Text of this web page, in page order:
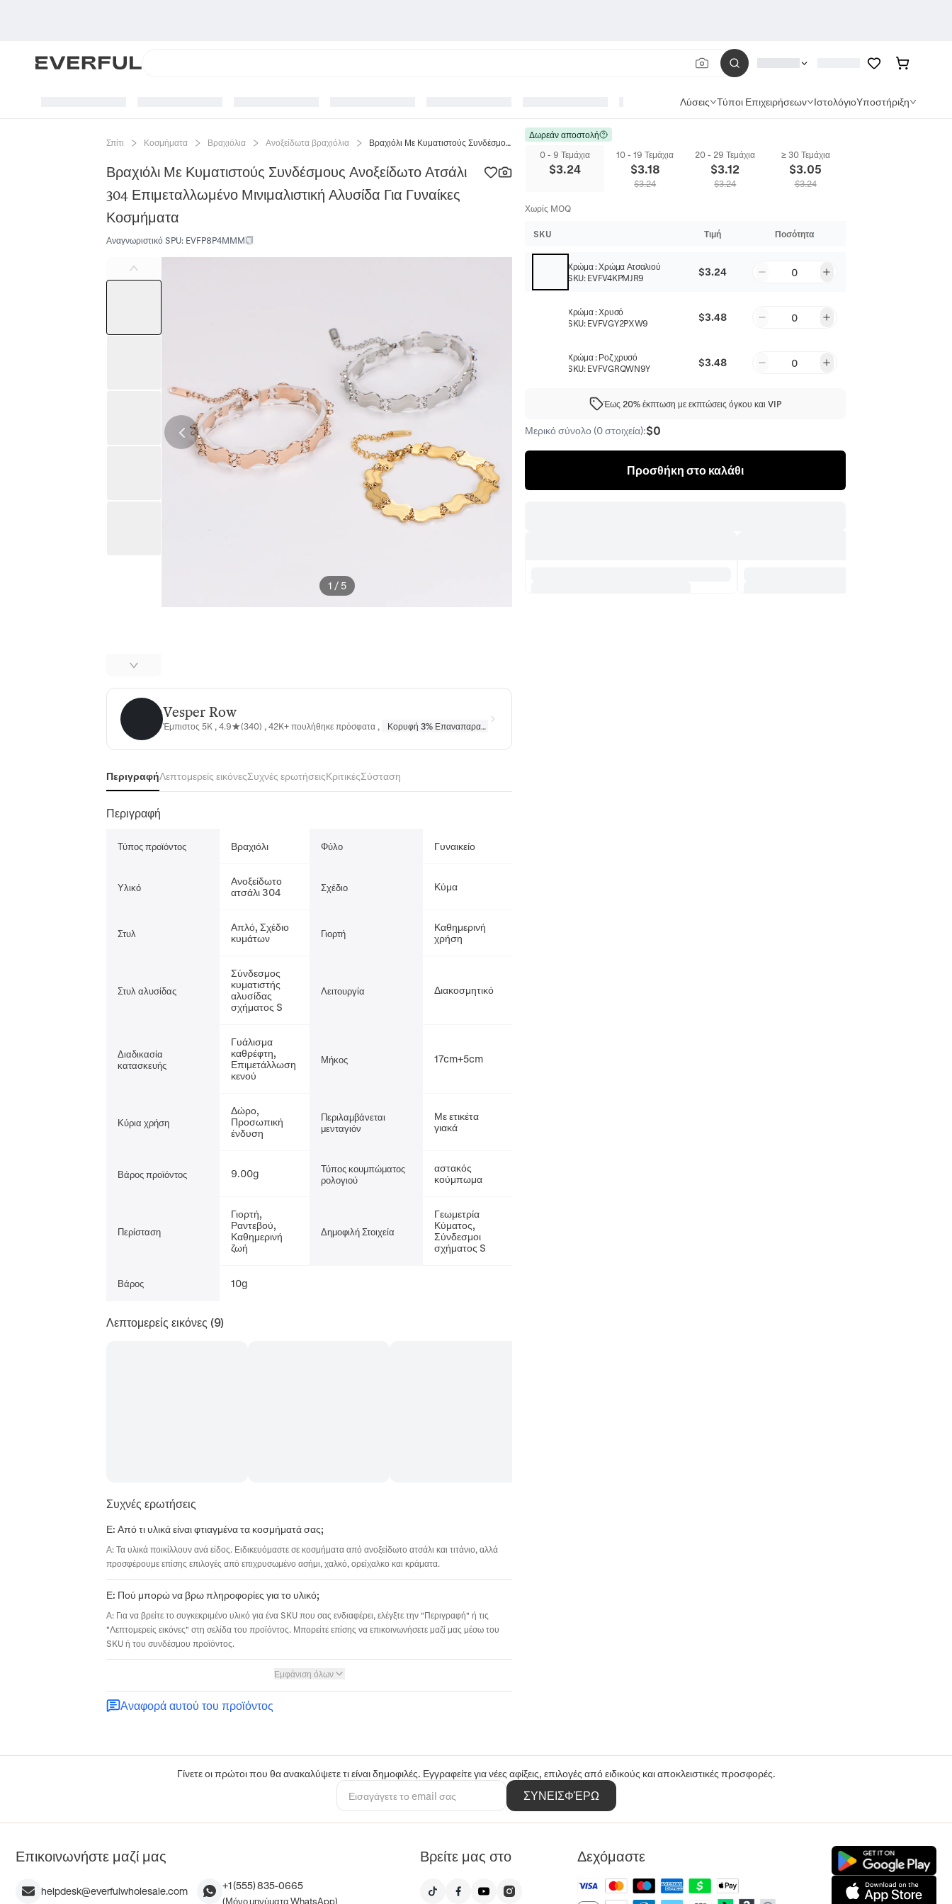
Λύσεις Τύποι Επιχειρήσεων ΙστολόγιοΥποστήριξη
Σπίτι Κοσμήματα Βραχιόλια Ανοξείδωτα βραχιόλια Βραχιόλι Με Κυματιστούς Συνδέσμους Ανοξείδωτο Ατσάλι 304 Επιμεταλλωμένο Μινιμαλιστική Αλυσίδα Για Γυναίκες Κοσμήματα
Βραχιόλι Με Κυματιστούς Συνδέσμους Ανοξείδωτο Ατσάλι
304 Επιμεταλλωμένο Μινιμαλιστική Αλυσίδα Για Γυναίκες
Κοσμήματα
Αναγνωριστικό SPU: EVFP8P4MMM
1 / 5
Vesper RowVesper Row
Έμπιστος 5K , 4.9★(340) , 42K+ πουλήθηκε πρόσφατα , Κορυφή 3% Επαναπαραγγέλθηκε
ΠεριγραφήΛεπτομερείς εικόνεςΣυχνές ερωτήσειςΚριτικέςΣύσταση
Περιγραφή
Τύπος προϊόντος Βραχιόλι Φύλο Γυναικείο
Υλικό
Ανοξείδωτο
ατσάλι 304
Σχέδιο Κύμα
Στυλ
Απλό, Σχέδιο
κυμάτων
Γιορτή
Καθημερινή
χρήση
Στυλ αλυσίδας
Σύνδεσμος
κυματιστής
αλυσίδας
σχήματος S
Λειτουργία Διακοσμητικό
Διαδικασία
κατασκευής
Γυάλισμα
καθρέφτη,
Επιμετάλλωση
κενού
Μήκος 17cm+5cm
Κύρια χρήση
Δώρο,
Προσωπική
ένδυση
Περιλαμβάνεται
μενταγιόν
Με ετικέτα
γιακά
Βάρος προϊόντος 9.00g
Τύπος κουμπώματος
ρολογιού
αστακός
κούμπωμα
Περίσταση
Γιορτή,
Ραντεβού,
Καθημερινή
ζωή
Δημοφιλή Στοιχεία
Γεωμετρία
Κύματος,
Σύνδεσμοι
σχήματος S
Βάρος 10g
Λεπτομερείς εικόνες (9)
Συχνές ερωτήσεις
Ε: Από τι υλικά είναι φτιαγμένα τα κοσμήματά σας;
Α: Τα υλικά ποικίλλουν ανά είδος. Ειδικευόμαστε σε κοσμήματα από ανοξείδωτο ατσάλι και τιτάνιο, αλλά
προσφέρουμε επίσης επιλογές από επιχρυσωμένο ασήμι, χαλκό, ορείχαλκο και κράματα.
Ε: Πού μπορώ να βρω πληροφορίες για το υλικό;
Α: Για να βρείτε το συγκεκριμένο υλικό για ένα SKU που σας ενδιαφέρει, ελέγξτε την "Περιγραφή" ή τις
"Λεπτομερείς εικόνες" στη σελίδα του προϊόντος. Μπορείτε επίσης να επικοινωνήσετε μαζί μας μέσω του
SKU ή του συνδέσμου προϊόντος.
Εμφάνιση όλων
Αναφορά αυτού του προϊόντος
Δωρεάν αποστολή
0 - 9 Τεμάχια
$3.24
10 - 19 Τεμάχια
$3.18
$3.24
20 - 29 Τεμάχια
$3.12
$3.24
≥ 30 Τεμάχια
$3.05
$3.24
Χωρίς MOQ
SKU Τιμή Ποσότητα
Χρώμα:Χρώμα Ατσαλιού
SKU: EVFV4KPMJR9 $3.24 0
Χρώμα:Χρυσό
SKU: EVFVGY2PXW9 $3.48 0
Χρώμα: Ροζ χρυσό
SKU: EVFVGRQWN9Y $3.48 0
Έως 20% έκπτωση με εκπτώσεις όγκου και VIP
Μερικό σύνολο (0 στοιχεία):$0
Προσθήκη στο καλάθι
Γίνετε οι πρώτοι που θα ανακαλύψετε τι είναι δημοφιλές. Εγγραφείτε για νέες αφίξεις, επιλογές από ειδικούς και αποκλειστικές προσφορές.
ΣΥΝΕΙΣΦΈΡΩ
Επικοινωνήστε μαζί μας
helpdesk@everfulwholesale.com +1 (555) 835-0665
(Μόνο μηνύματα WhatsApp)
Βρείτε μας στο Δεχόμαστε